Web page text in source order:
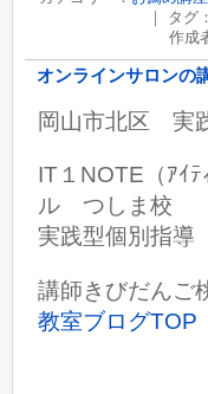
｜ タグ：
作成
オンラインサロンの
岡山市北区 実
IT１NOTE（ｱｲ
ル つしま校
実践型個別指
講師きびだんご
教室ブログTOP